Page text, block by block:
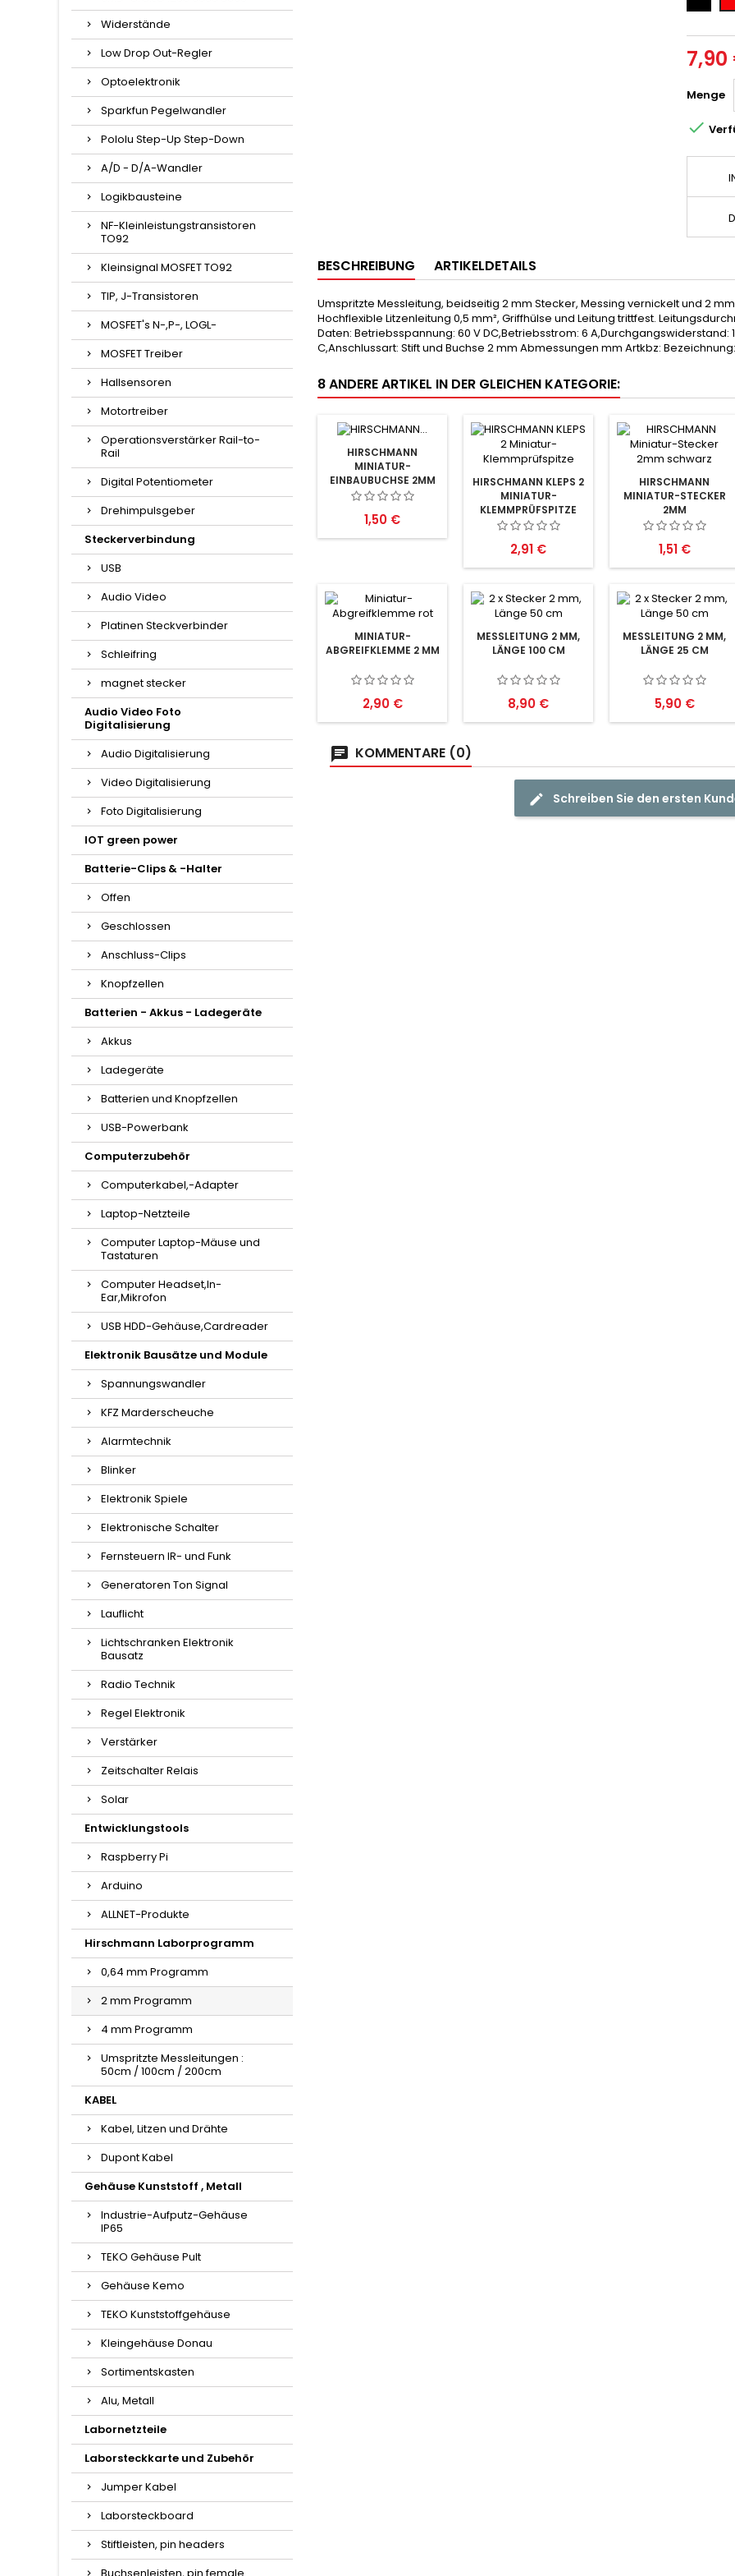
Widerstände
Low Drop Out-Regler
Optoelektronik
Sparkfun Pegelwandler
Pololu Step-Up Step-Down
A/D - D/A-Wandler
Logikbausteine
NF-Kleinleistungstransistoren
TO92
Kleinsignal MOSFET TO92
TIP, J-Transistoren
MOSFET's N-,P-, LOGL-
MOSFET Treiber
Hallsensoren
Motortreiber
Operationsverstärker Rail-to-
Rail
Digital Potentiometer
Drehimpulsgeber
Steckerverbindung
USB
Audio Video
Platinen Steckverbinder
Schleifring
magnet stecker
Audio Video Foto
Digitalisierung
Audio Digitalisierung
Video Digitalisierung
Foto Digitalisierung
IOT green power
Batterie-Clips & -Halter
Offen
Geschlossen
Anschluss-Clips
Knopfzellen
Batterien - Akkus - Ladegeräte
Akkus
Ladegeräte
Batterien und Knopfzellen
USB-Powerbank
Computerzubehör
Computerkabel,-Adapter
Laptop-Netzteile
Computer Laptop-Mäuse und
Tastaturen
Computer Headset,In-
Ear,Mikrofon
USB HDD-Gehäuse,Cardreader
Elektronik Bausätze und Module
Spannungswandler
KFZ Marderscheuche
Alarmtechnik
Blinker
Elektronik Spiele
Elektronische Schalter
Fernsteuern IR- und Funk
Generatoren Ton Signal
Lauflicht
Lichtschranken Elektronik
Bausatz
Radio Technik
Regel Elektronik
Verstärker
Zeitschalter Relais
Solar
Entwicklungstools
Raspberry Pi
Arduino
ALLNET-Produkte
Hirschmann Laborprogramm
0,64 mm Programm
2 mm Programm
4 mm Programm
Umspritzte Messleitungen :
50cm / 100cm / 200cm
KABEL
Kabel, Litzen und Drähte
Dupont Kabel
Gehäuse Kunststoff , Metall
Industrie-Aufputz-Gehäuse
IP65
TEKO Gehäuse Pult
Gehäuse Kemo
TEKO Kunststoffgehäuse
Kleingehäuse Donau
Sortimentskasten
Alu, Metall
Labornetzteile
Laborsteckkarte und Zubehör
Jumper Kabel
Laborsteckboard
Stiftleisten, pin headers
7,90
Menge

BESCHREIBUNG ARTIKELDETAILS
Umspritzte Messleitung, beidseitig 2 mm Stecker, Messing vernickelt und 2
Hochflexible Litzenleitung 0,5 mm², Griffhülse und Leitung trittfest.
Daten: Betriebsspannung: 60 V DC,Betriebsstrom: 6
C,Anschlussart: Stift und Buchse 2 mm Abmessungen mm Artkbz:
8 ANDERE ARTIKEL IN DER GLEICHEN KATEGORIE:
HIRSCHMANN
MINIATUR-
EINBAUBUCHSE 2MM
Preis
1,50 €
HIRSCHMANN KLEPS 2
MINIATUR-
KLEMMPRÜFSPITZE
Preis
2,91 €
HIRSCHMANN
MINIATUR-STECKER
2MM
Preis
1,51 €
MINIATUR-
ABGREIFKLEMME 2 MM
Preis
2,90 €
MESSLEITUNG 2 MM,
LÄNGE 100 CM
Preis
8,90 €
MESSLEITUNG 2 MM,
LÄNGE 25 CM
Preis
5,90 €
KOMMENTARE (0)
Schreiben Sie den ersten